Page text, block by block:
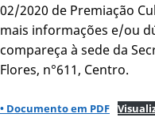
02/2020 de Premiação
mais informações e/ou
compareça à sede da
Flores, n°611, Centro.
• Documento em PDF